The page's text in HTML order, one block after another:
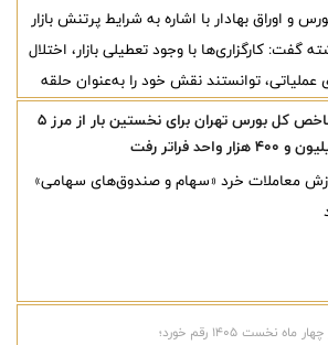
و اوراق بهادار با اشاره به شرایط پرتنش بازار
کارگزاری‌ها با وجود تعطیلی بازار، اختلال
توانستند نقش خود را به‌عنوان حلقه
و ارکان بازار حفظ کنند و چرخه خدمات‌رسانی
شاخص کل بورس تهران برای نخستین بار از مرز ۵
هزار واحد فراتر رفت
معاملات خرد «سهام و صندوق‌های سهامی»
ماه نخست ۱۴۰۵ رقم خورد؛